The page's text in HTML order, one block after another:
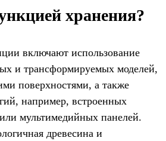
хранения?
включают использование
и трансформируемых моделей,
поверхностями, а также
например, встроенных
мультимедийных панелей.
древесина и